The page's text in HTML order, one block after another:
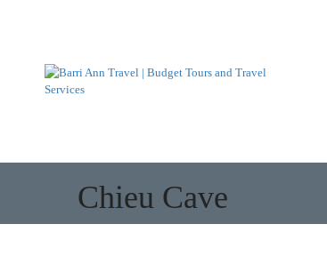
Chieu Cave